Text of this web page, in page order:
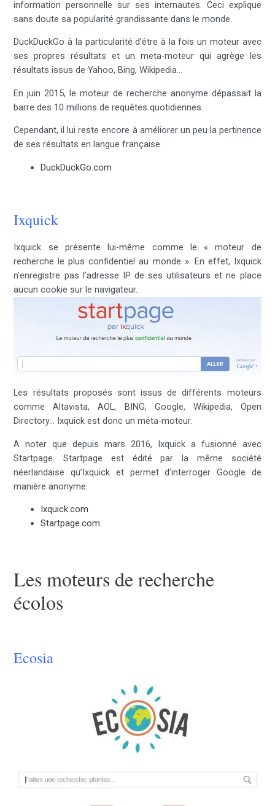
information personnelle sur ses internautes. Ceci explique
sans doute sa popularité grandissante dans le monde.
DuckDuckGo à la particularité d’être à la fois un moteur avec
ses propres résultats et un meta-moteur qui agrège les
résultats issus de Yahoo, Bing, Wikipedia…
En juin 2015, le moteur de recherche anonyme dépassait la
barre des 10 millions de requêtes quotidiennes.
Cependant, il lui reste encore à améliorer un peu la pertinence
de ses résultats en langue française.
DuckDuckGo.com
Ixquick
Ixquick se présente lui-même comme le « moteur de
recherche le plus confidentiel au monde ». En effet, Ixquick
n’enregistre pas l’adresse IP de ses utilisateurs et ne place
aucun cookie sur le navigateur.
Les résultats proposés sont issus de différents moteurs
comme Altavista, AOL, BING, Google, Wikipedia, Open
Directory… Ixquick est donc un méta-moteur.
A noter que depuis mars 2016, Ixquick a fusionné avec
Startpage. Startpage est édité par la même société
néerlandaise qu’Ixquick et permet d’interroger Google de
manière anonyme.
Ixquick.com
Startpage.com
Les moteurs de recherche
écolos
Ecosia